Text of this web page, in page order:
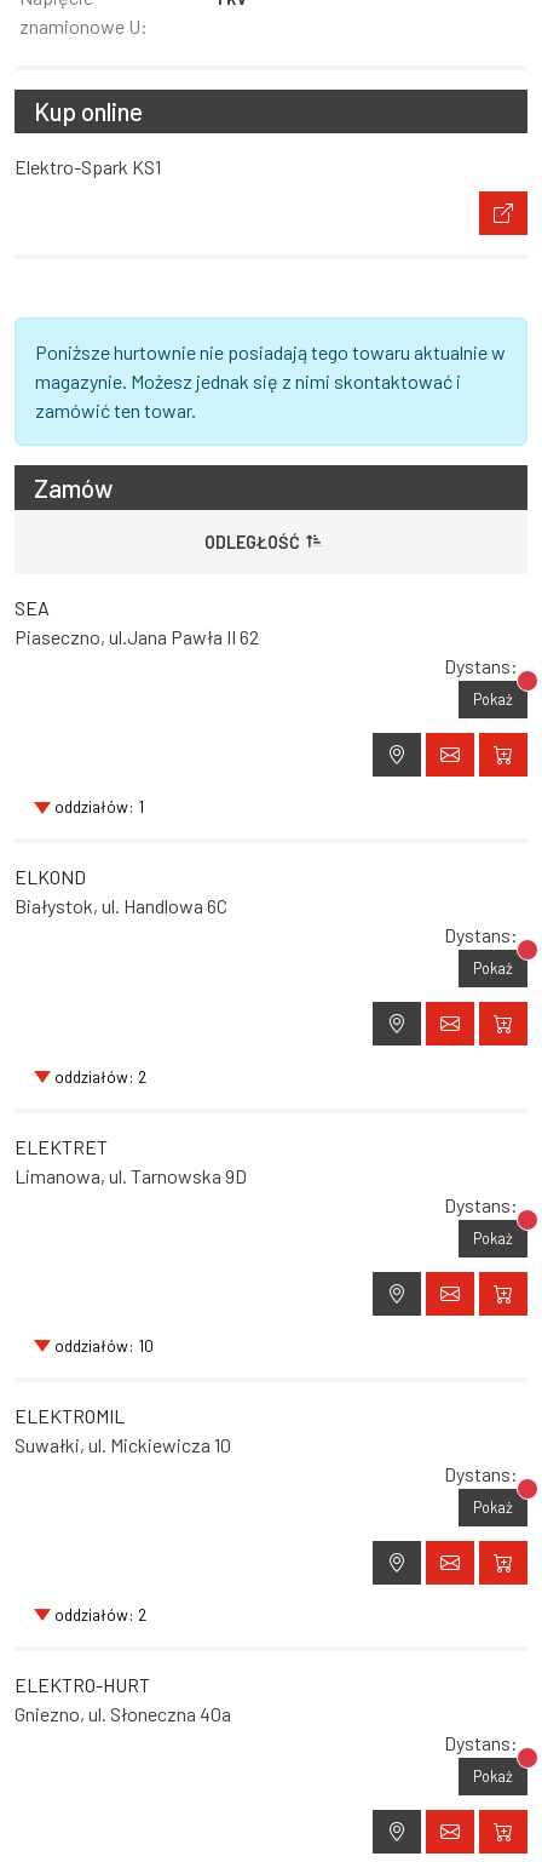
znamionowe U:
Kup online
Elektro-Spark KS1
Poniższe hurtownie nie posiadają tego towaru aktualnie w
magazynie. Możesz jednak się z nimi skontaktować i
zamówić ten towar.
Zamów
ODLEGŁOŚĆ
SEA
Piaseczno, ul.Jana Pawła II 62
Dystans:
Pokaż
oddziałów: 1
ELKOND
Białystok, ul. Handlowa 6C
Dystans:
Pokaż
oddziałów: 2
ELEKTRET
Limanowa, ul. Tarnowska 9D
Dystans:
Pokaż
oddziałów: 10
ELEKTROMIL
Suwałki, ul. Mickiewicza 10
Dystans:
Pokaż
oddziałów: 2
ELEKTRO-HURT
Gniezno, ul. Słoneczna 40a
Dystans:
Pokaż